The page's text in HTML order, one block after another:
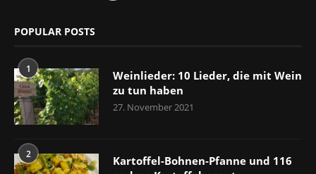
POPULAR POSTS
1
Weinlieder: 10 Lieder, die mit Wein
zu tun haben
27. November 2021
2
Kartoffel-Bohnen-Pfanne und 116